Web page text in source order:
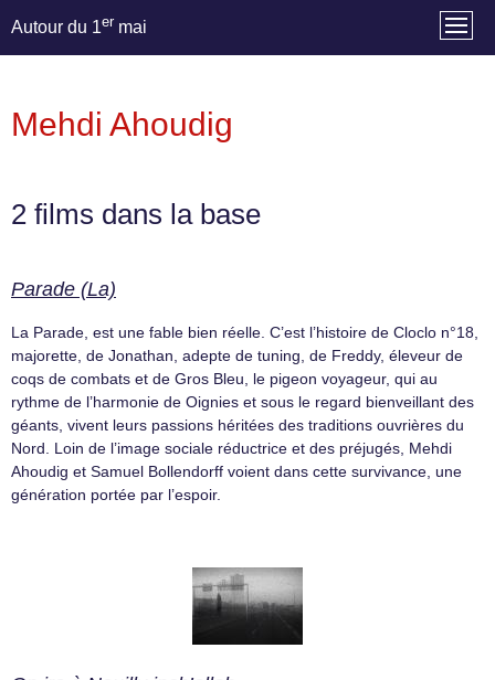
Autour du 1er mai
Mehdi Ahoudig
2 films dans la base
Parade (La)
La Parade, est une fable bien réelle. C’est l’histoire de Cloclo n°18,
majorette, de Jonathan, adepte de tuning, de Freddy, éleveur de
coqs de combats et de Gros Bleu, le pigeon voyageur, qui au
rythme de l’harmonie de Oignies et sous le regard bienveillant des
géants, vivent leurs passions héritées des traditions ouvrières du
Nord. Loin de l’image sociale réductrice et des préjugés, Mehdi
Ahoudig et Samuel Bollendorff voient dans cette survivance, une
génération portée par l’espoir.